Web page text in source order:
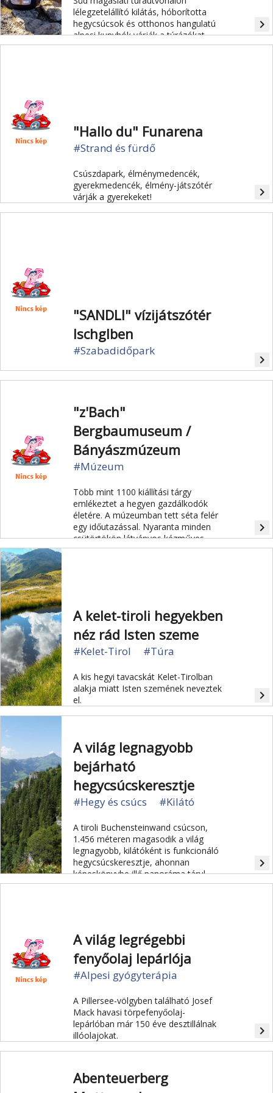
lélegzetelállító kilátás, hóborította
hegycsúcsok és otthonos hangulatú
alpesi kunyhók várják a túrázókat.
navigate_next
"Hallo du" Funarena
#Strand és fürdő
Csúszdapark, élménymedencék,
gyerekmedencék, élmény-játszótér
várják a gyerekeket!
navigate_next
"SANDLI" vízijátszótér
Ischglben
#Szabadidőpark
navigate_next
"z'Bach"
Bergbaumuseum /
Bányászmúzeum
#Múzeum
Több mint 1100 kiállítási tárgy
emlékeztet a hegyen gazdálkodók
életére. A múzeumban tett séta felér
egy időutazással. Nyaranta minden
csütörtökön látványos kézműves
vásárt rendeznek.
navigate_next
A kelet-tiroli hegyekben
néz rád Isten szeme
#Kelet-Tirol #Túra
A kis hegyi tavacskát Kelet-Tirolban
alakja miatt Isten szemének neveztek
el.
navigate_next
A világ legnagyobb
bejárható
hegycsúcskeresztje
#Hegy és csúcs #Kilátó
A tiroli Buchensteinwand csúcson,
1.456 méteren magasodik a világ
legnagyobb, kilátóként is funkcionáló
hegycsúcskeresztje, ahonnan
képeskönyvbe illő panoráma tárul
elénk.
navigate_next
A világ legrégebbi
fenyőolaj lepárlója
#Alpesi gyógyterápia
A Pillersee-völgyben található Josef
Mack havasi törpefenyőolaj-
lepárlóban már 150 éve desztillálnak
illóolajokat.
navigate_next
Abenteuerberg